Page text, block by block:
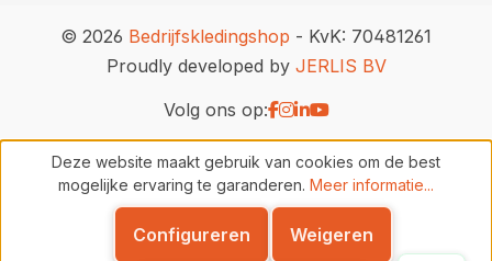
© 2026 Bedrijfskledingshop - KvK: 70481261
Proudly developed by JERLIS BV
Volg ons op:
Deze website maakt gebruik van cookies om de best
mogelijke ervaring te garanderen. Meer informatie...
Weigeren
Configureren